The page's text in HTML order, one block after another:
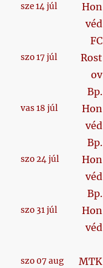
sze 14 júl
Hon
véd
szo 17 júl
FC
Rost
ov
vas 18 júl
Bp.
Hon
véd
szo 24 júl
Bp.
Hon
véd
szo 31 júl
Bp.
Hon
véd
szo 07 aug MTK